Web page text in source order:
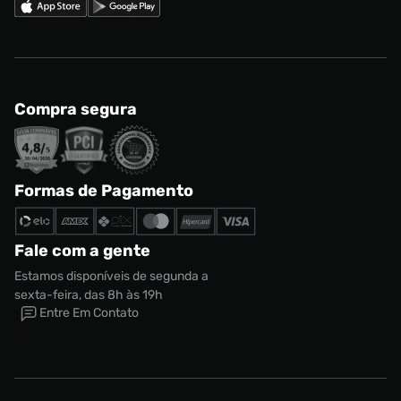
Compra segura
Formas de Pagamento
Fale com a gente
Estamos disponíveis de segunda a
sexta-feira, das 8h às 19h
Entre Em Contato